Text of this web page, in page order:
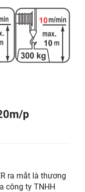
p
ra mắt là thương
công ty TNHH